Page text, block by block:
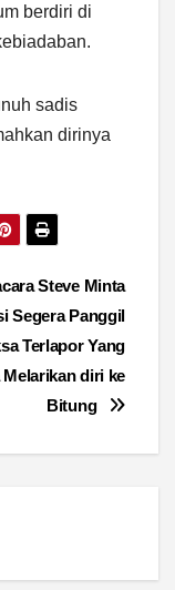
berdiri di
sadis
dirinya
Steve Minta
Segera Panggil
Terlapor Yang
diri ke
Bitung